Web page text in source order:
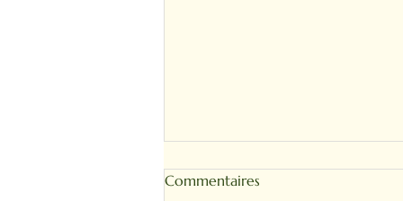
Commentaires